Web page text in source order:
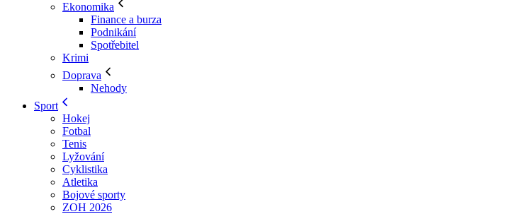
Ekonomika
Finance a burza
Podnikání
Spotřebitel
Krimi
Doprava
Nehody
Sport
Hokej
Fotbal
Tenis
Lyžování
Cyklistika
Atletika
Bojové sporty
ZOH 2026